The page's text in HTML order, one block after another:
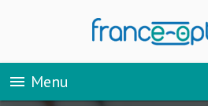
menu Menu